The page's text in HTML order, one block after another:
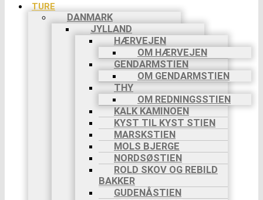
TURE
DANMARK
JYLLAND
HÆRVEJEN
OM HÆRVEJEN
GENDARMSTIEN
OM GENDARMSTIEN
THY
OM REDNINGSSTIEN
KALK KAMINOEN
KYST TIL KYST STIEN
MARSKSTIEN
MOLS BJERGE
NORDSØSTIEN
ROLD SKOV OG REBILD
BAKKER
GUDENÅSTIEN